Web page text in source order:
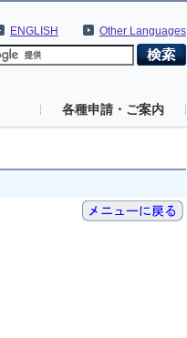
Other Languages
ENGLISH
各種申請・ご案内